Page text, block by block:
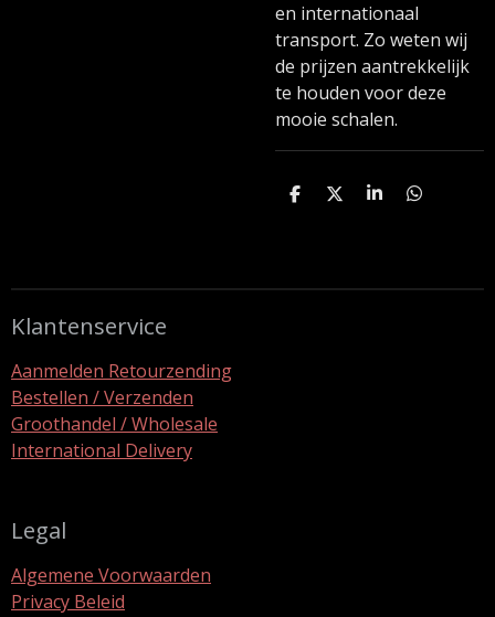
en internationaal
transport. Zo weten wij
de prijzen aantrekkelijk
te houden voor deze
mooie schalen.
D
D
S
D
Klantenservice
Aanmelden Retourzending
Bestellen / Verzenden
Groothandel / Wholesale
International Delivery
Legal
Algemene Voorwaarden
Privacy Beleid